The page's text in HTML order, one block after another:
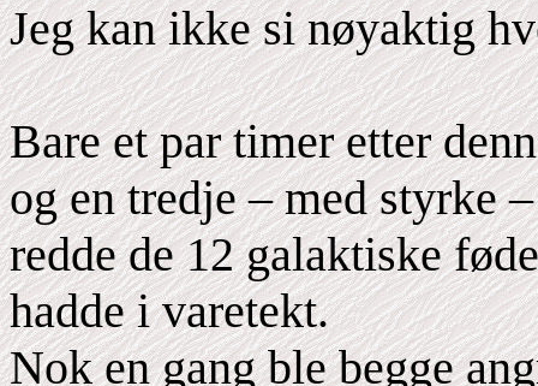
Jeg kan ikke si nøyaktig
Bare et par timer etter
og en tredje – med styrke
redde de 12 galaktiske
hadde i varetekt.
Nok en gang ble begge